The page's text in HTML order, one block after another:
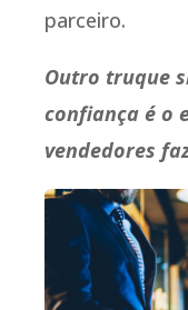
parceiro.
Outro truque
confiança é o
vendedores